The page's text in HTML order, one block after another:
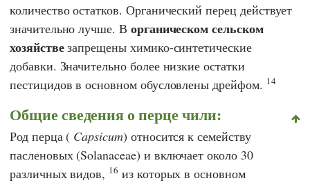
количество остатков. Органический перец действует
значительно лучше. В органическом сельском
хозяйствезапрещены химико-синтетические
добавки. Значительно более низкие остатки
пестицидов в основном обусловлены дрейфом. 14
Общие сведения о перце чили:
Род перца ( Capsicum) относится к семейству
пасленовых (Solanaceae) и включает около 30
различных видов, 16 из которых в основном